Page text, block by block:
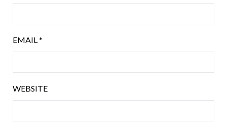
EMAIL*
WEBSITE